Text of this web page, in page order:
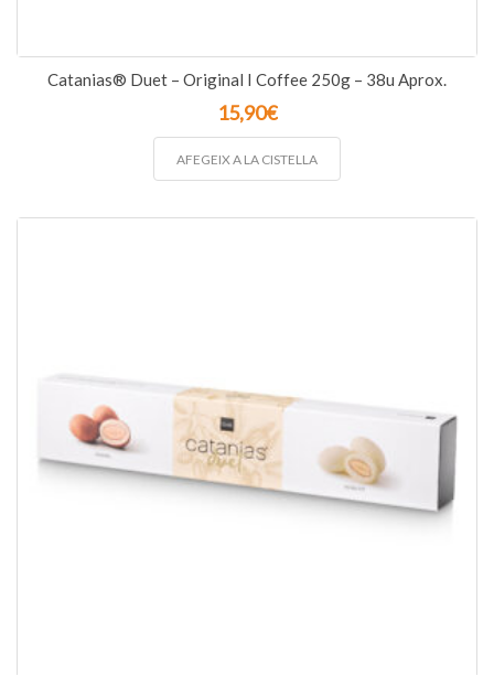
Catanias® Duet – Original I Coffee 250g – 38u Aprox.
15,90€
AFEGEIX A LA CISTELLA